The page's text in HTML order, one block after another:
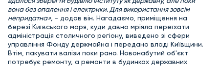
вона без опалення і електрики. Для використання зовсім
непридатна», - додав він. Нагадаємо, приміщення на
березі Київського моря, куди давно мріяла переїхати
адміністрація столичного регіону, виведено зі сфери
управління Фонду держмайна і передано владі Київщини.
Втім, пакувати валізи поки рано. Новонабутий об'єкт
потребує ремонту, а ремонти в будинках державних